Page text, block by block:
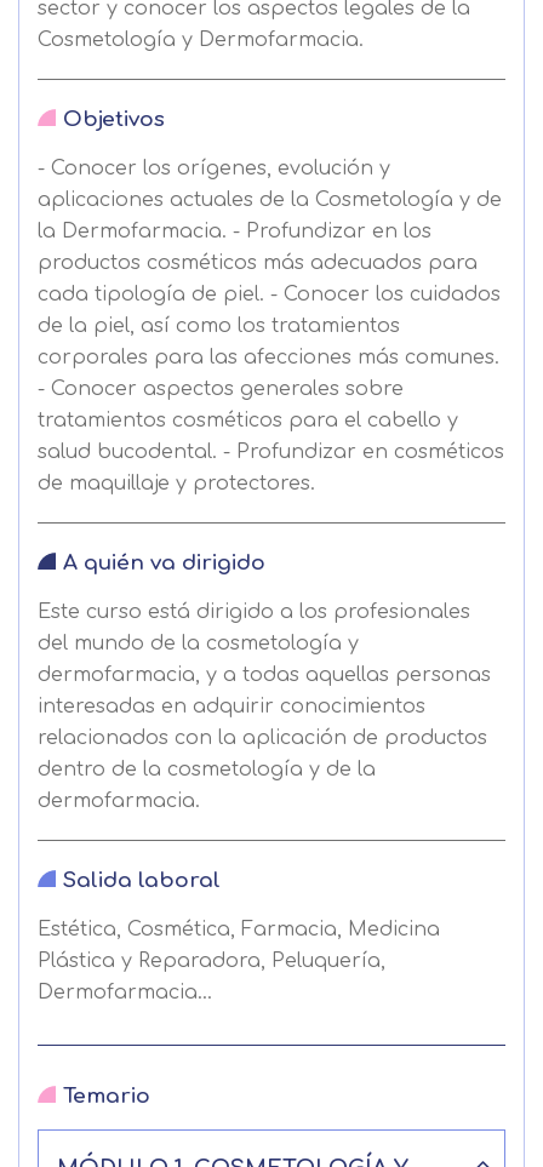
sector y conocer los aspectos legales de la
Cosmetología y Dermofarmacia.
Objetivos
- Conocer los orígenes, evolución y
aplicaciones actuales de la Cosmetología y de
la Dermofarmacia. - Profundizar en los
productos cosméticos más adecuados para
cada tipología de piel. - Conocer los cuidados
de la piel, así como los tratamientos
corporales para las afecciones más comunes.
- Conocer aspectos generales sobre
tratamientos cosméticos para el cabello y
salud bucodental. - Profundizar en cosméticos
de maquillaje y protectores.
A quién va dirigido
Este curso está dirigido a los profesionales
del mundo de la cosmetología y
dermofarmacia, y a todas aquellas personas
interesadas en adquirir conocimientos
relacionados con la aplicación de productos
dentro de la cosmetología y de la
dermofarmacia.
Salida laboral
Estética, Cosmética, Farmacia, Medicina
Plástica y Reparadora, Peluquería,
Dermofarmacia…
Temario